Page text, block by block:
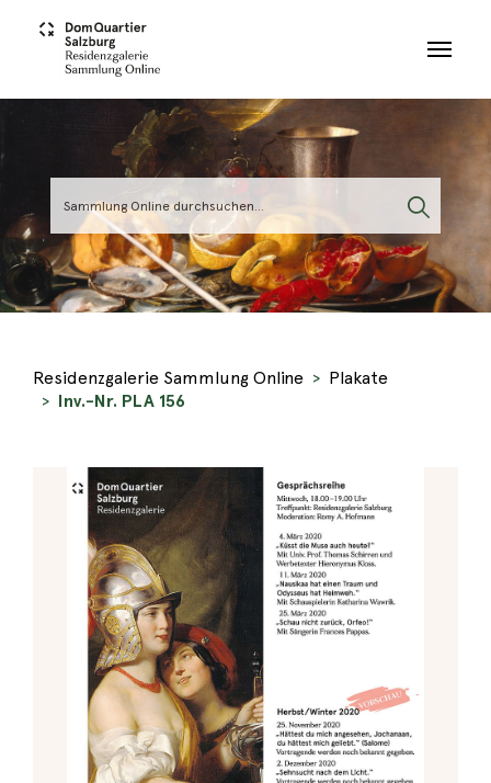
Residenzgalerie Sammlung Online
Plakate
Inv.-Nr. PLA 156